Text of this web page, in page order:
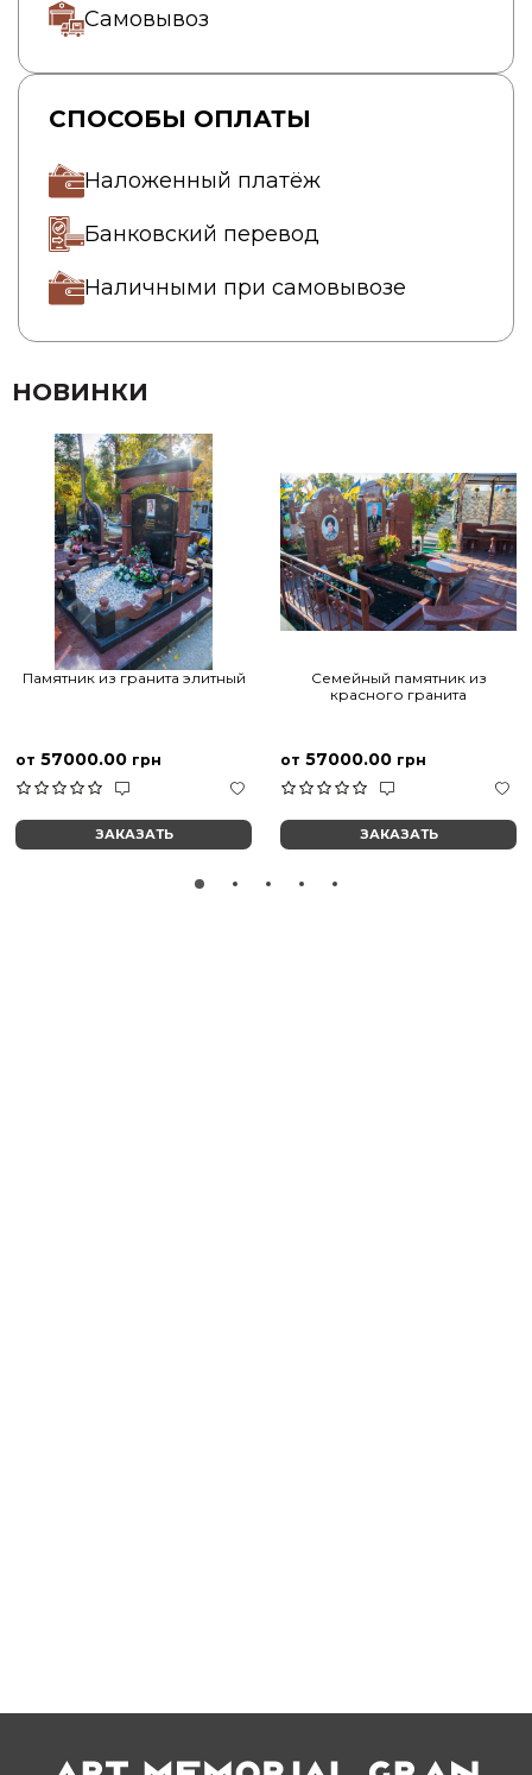
Самовывоз
СПОСОБЫ ОПЛАТЫ
Наложенный платёж
Банковский перевод
Наличными при самовывозе
НОВИНКИ
Памятник из гранита элитный
от 57000.00 грн
ЗАКАЗАТЬ
Семейный памятник из
красного гранита
от 57000.00 грн
ЗАКАЗАТЬ